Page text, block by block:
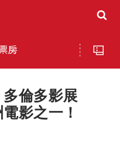
房
多倫多影展
影之一！